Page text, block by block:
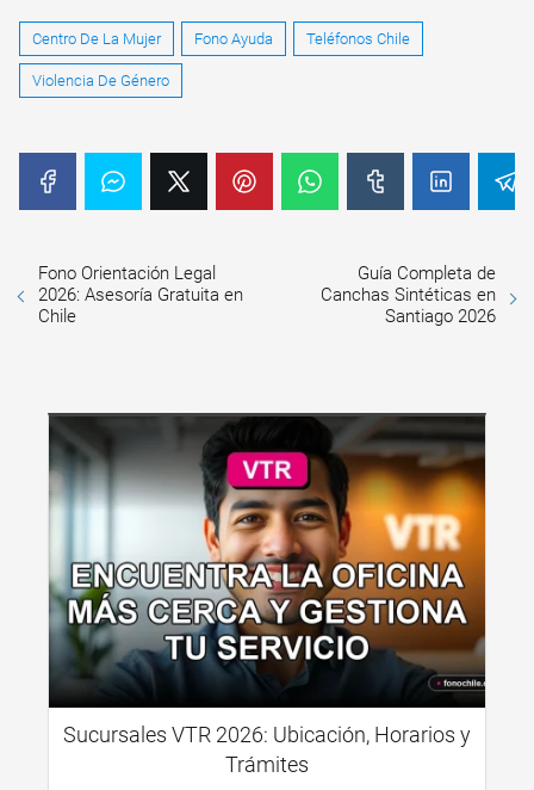
Centro De La Mujer Fono Ayuda Teléfonos Chile
Violencia De Género
Fono Orientación Legal
2026: Asesoría Gratuita en
Chile
Guía Completa de
Canchas Sintéticas en
Santiago 2026
Sucursales VTR 2026: Ubicación, Horarios y
Trámites